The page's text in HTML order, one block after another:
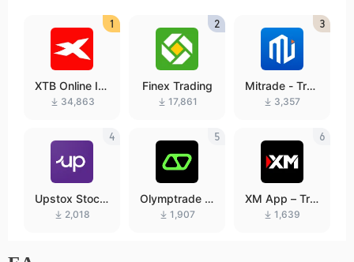
XTB Online In
vesting34,863
1
Finex Trading
17,861
2
Mitrade - Tra
de Global Mar
3,357
3
Upstox Stock
s IPO Mutual
2,018
4
Olymptrade –
Trading online
1,907
5
XM App – Tra
de with confid
1,639
6